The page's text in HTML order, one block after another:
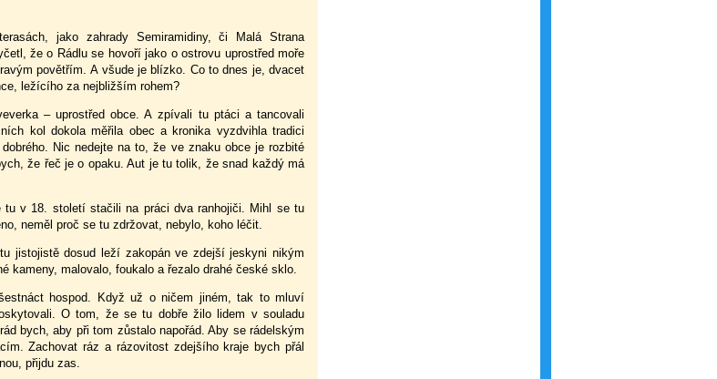
jako zahrady Semiramidiny, či Malá Strana
že o Rádlu se hovoří jako o ostrovu uprostřed moře
povětřím. A všude je blízko. Co to dnes je, dvacet
ležícího za nejbližším rohem?
– uprostřed obce. A zpívali tu ptáci a tancovali
kol dokola měřila obec a kronika vyzdvihla tradici
Nic nedejte na to, že ve znaku obce je rozbité
že řeč je o opaku. Aut je tu tolik, že snad každý má
v 18. století stačili na práci dva ranhojiči. Mihl se tu
neměl proč se tu zdržovat, nebylo, koho léčit.
jistojistě dosud leží zakopán ve zdejší jeskyni nikým
kameny, malovalo, foukalo a řezalo drahé české sklo.
hospod. Když už o ničem jiném, tak to mluví
O tom, že se tu dobře žilo lidem v souladu
bych, aby při tom zůstalo napořád. Aby se rádelským
Zachovat ráz a rázovitost zdejšího kraje bych přál
přijdu zas.